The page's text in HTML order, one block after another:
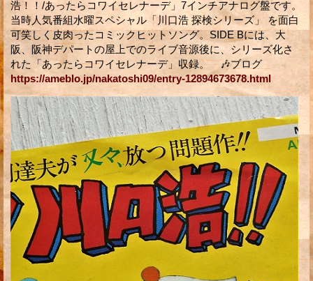
浩！！/あったらコワイセレナーデ」7インチアナログ盤です。
当時人気番組水曜スペシャル「川口浩 探検シリーズ」 を面白
可笑しく皮肉ったコミックヒットソング。SIDE Bには、大
阪、阪神デパートの屋上でのライブ音源後に、シリーズ化さ
れた「あったらコワイセレナーデ」収録。 🎶ブログ
https://ameblo.jp/nakatoshi09/entry-12894673678.html